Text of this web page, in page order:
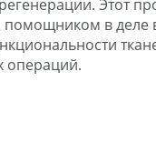
Этот
в деле
операций.